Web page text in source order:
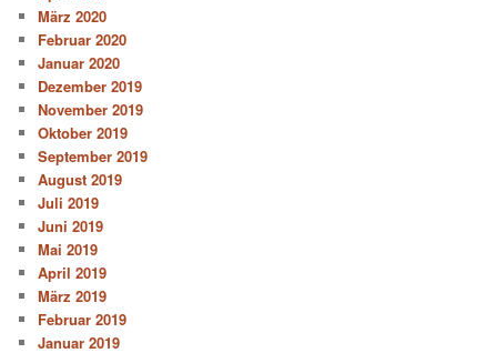
März 2020
Februar 2020
Januar 2020
Dezember 2019
November 2019
Oktober 2019
September 2019
August 2019
Juli 2019
Juni 2019
Mai 2019
April 2019
März 2019
Februar 2019
Januar 2019